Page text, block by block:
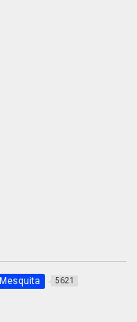
Mesquita 5621